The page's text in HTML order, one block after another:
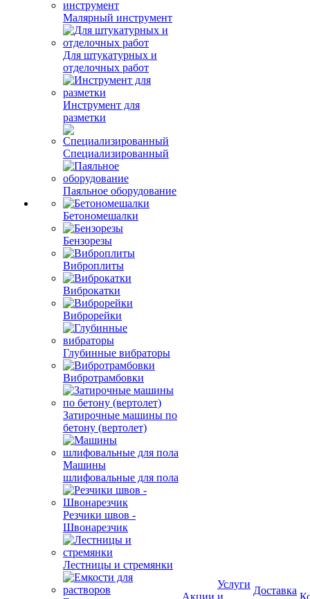
Малярный инструмент
Для штукатурных и
отделочных работ
Инструмент для
разметки
Специализированный
Паяльное оборудование
Бетономешалки
Бензорезы
Виброплиты
Виброкатки
Виброрейки
Глубинные вибраторы
Вибротрамбовки
Затирочные машины по
бетону (вертолет)
Машины
шлифовальные для пола
Резчики швов -
Швонарезчик
Лестницы и стремянки
Акции
Услуги
и
Доставка